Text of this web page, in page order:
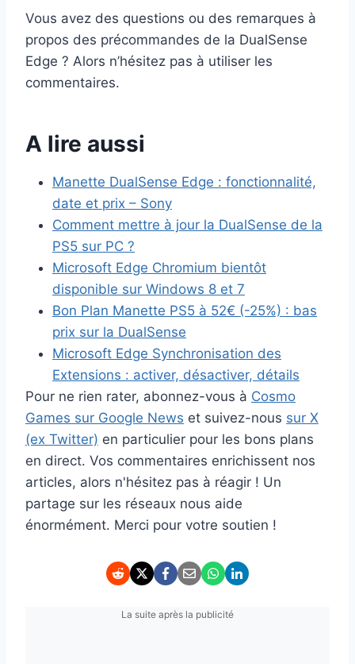
Vous avez des questions ou des remarques à
propos des précommandes de la DualSense
Edge ? Alors n’hésitez pas à utiliser les
commentaires.
A lire aussi
Manette DualSense Edge : fonctionnalité,
date et prix – Sony
Comment mettre à jour la DualSense de la
PS5 sur PC ?
Microsoft Edge Chromium bientôt
disponible sur Windows 8 et 7
Bon Plan Manette PS5 à 52€ (-25%) : bas
prix sur la DualSense
Microsoft Edge Synchronisation des
Extensions : activer, désactiver, détails
Pour ne rien rater, abonnez-vous à Cosmo
Games sur Google News et suivez-nous sur X
(ex Twitter) en particulier pour les bons plans
en direct. Vos commentaires enrichissent nos
articles, alors n'hésitez pas à réagir ! Un
partage sur les réseaux nous aide
énormément. Merci pour votre soutien !
La suite après la publicité